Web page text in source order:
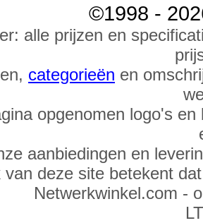
©1998 -
alle prijzen en
categorieën en
opgenomen logo's
aanbiedingen en
van deze site betekent
Netwerkwinkel.com -